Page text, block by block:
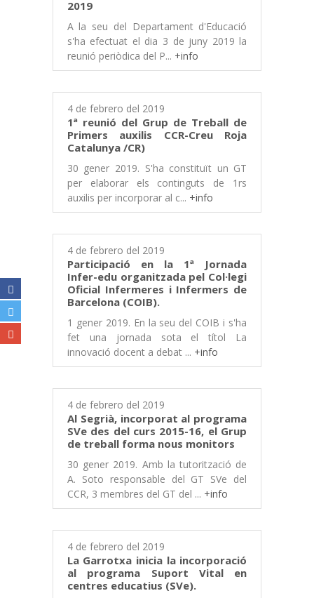
2019
A la seu del Departament d'Educació
s'ha efectuat el dia 3 de juny 2019 la
reunió periòdica del P... +info
4 de febrero del 2019
1ª reunió del Grup de Treball de
Primers auxilis CCR-Creu Roja
Catalunya /CR)
30 gener 2019. S'ha constituït un GT
per elaborar els continguts de 1rs
auxilis per incorporar al c... +info
4 de febrero del 2019
Participació en la 1ª Jornada
Infer-edu organitzada pel Col·legi
Oficial Infermeres i Infermers de
Barcelona (COIB).
1 gener 2019. En la seu del COIB i s'ha
fet una jornada sota el títol La
innovació docent a debat ... +info
4 de febrero del 2019
Al Segrià, incorporat al programa
SVe des del curs 2015-16, el Grup
de treball forma nous monitors
30 gener 2019. Amb la tutorització de
A. Soto responsable del GT SVe del
CCR, 3 membres del GT del ... +info
4 de febrero del 2019
La Garrotxa inicia la incorporació
al programa Suport Vital en
centres educatius (SVe).